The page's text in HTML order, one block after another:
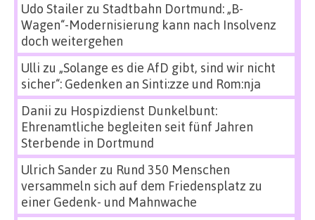
Udo Stailerzu Stadtbahn Dortmund: „B-
Wagen“-Modernisierung kann nach Insolvenz
doch weitergehen
Ulli zu „Solange es die AfD gibt, sind wir nicht
sicher“: Gedenken an Sinti:zze und Rom:nja
Danii zu Hospizdienst Dunkelbunt:
Ehrenamtliche begleiten seit fünf Jahren
Sterbende in Dortmund
Ulrich Sanderzu Rund 350 Menschen
versammeln sich auf dem Friedensplatz zu
einer Gedenk- und Mahnwache